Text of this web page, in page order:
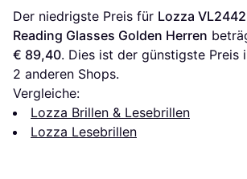
Der niedrigste Preis für Lozza
Reading Glasses Golden Herren
€ 89,40
2 anderen Shops.
Vergleiche:
Lozza Brillen & Lesebrillen
Lozza Lesebrillen